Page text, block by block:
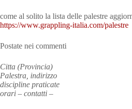
come al solito la lista delle palestre
https://www.grappling-italia.com/palestre
Postate nei commenti
Citta (Provincia)
Palestra, indirizzo
discipline praticate
orari – contatti –